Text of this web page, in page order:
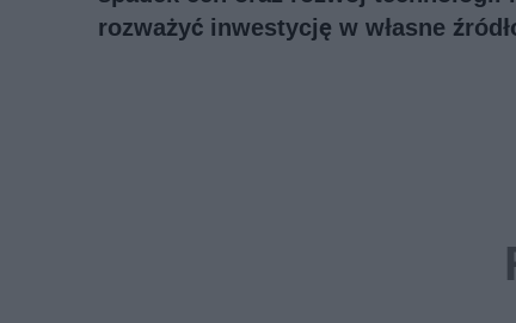
rozważyć inwestycję w własne